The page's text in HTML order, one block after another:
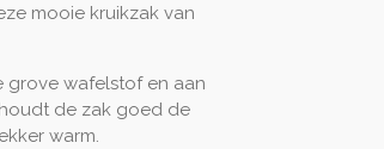
mooie kruikzak van
grove wafelstof en aan
de zak goed de
warm.